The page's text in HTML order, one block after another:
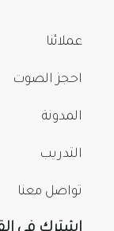
عملائنا
احجز الصوت
المدونة
التدريب
تواصل معنا